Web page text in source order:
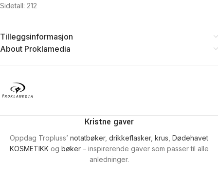
Sidetall: 212
Tilleggsinformasjon
About Proklamedia
Kristne gaver
Oppdag Tropluss’ notatbøker, drikkeflasker, krus Dødehavet
KOSMETIKKog bøker– inspirerende gaver som passer til alle
anledninger.